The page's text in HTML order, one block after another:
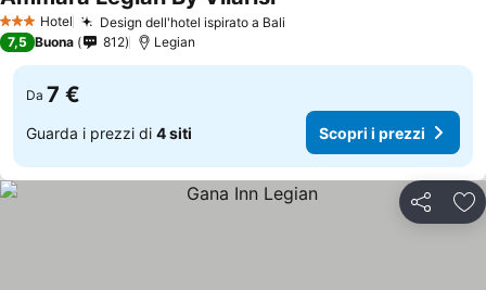
3 StelleHotel Design dell'hotel ispirato a Bali
Scopri i prezzi
7,5 Buona 812 Legian
Da 7 €
Guarda i prezzi di 4 siti Scopri i prezzi
Condividi